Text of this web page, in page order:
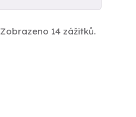
Zobrazeno 14 zážitků.